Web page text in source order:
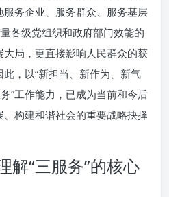
务企业、服务群众、服务基层
量各级党组织和政府部门效能的
局，更直接影响人民群众的获
，以“新担当、新作为、新气
”工作能力，已成为当前和今后
构建和谐社会的重要战略抉择
解“三服务”的核心